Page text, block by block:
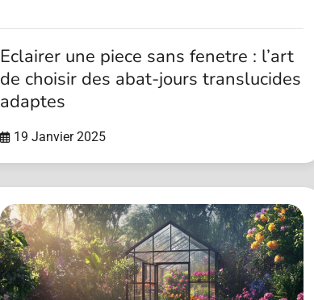
Eclairer une piece sans fenetre : l’art
de choisir des abat-jours translucides
adaptes
19 Janvier 2025